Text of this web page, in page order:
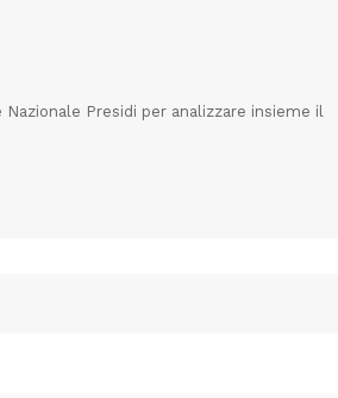
Presidi per analizzare insieme il